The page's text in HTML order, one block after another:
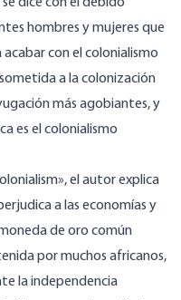
hombres y mujeres que
con el colonialismo
a la colonización
más agobiantes, y
es el colonialismo
», el autor explica
a las economías y
de oro común
por muchos africanos,
la independencia